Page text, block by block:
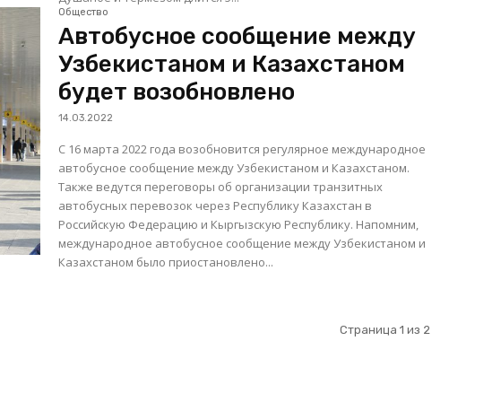
Общество
Автобусное сообщение между
Узбекистаном и Казахстаном
будет возобновлено
14.03.2022
С 16 марта 2022 года возобновится регулярное международное
автобусное сообщение между Узбекистаном и Казахстаном.
Также ведутся переговоры об организации транзитных
автобусных перевозок через Республику Казахстан в
Российскую Федерацию и Кыргызскую Республику. Напомним,
международное автобусное сообщение между Узбекистаном и
Казахстаном было приостановлено...
Страница 1 из 2